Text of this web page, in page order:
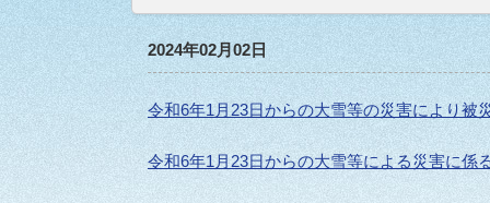
2024年02月02日
令和6年1月23日からの大雪等の災害により被
令和6年1月23日からの大雪等による災害に係